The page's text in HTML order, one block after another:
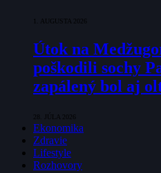
1. AUGUSTA 2026
Útok na
poškodili sochy
zapálený bol aj
28. JÚLA 2026
Ekonomika
Zdravie
Lifestyle
Rozhovory